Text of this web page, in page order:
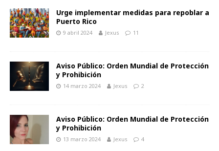
Urge implementar medidas para repoblar a
Puerto Rico
9 abril 2024 Jexus 11
Aviso Público: Orden Mundial de Protección
y Prohibición
14 marzo 2024 Jexus 2
Aviso Público: Orden Mundial de Protección
y Prohibición
13 marzo 2024 Jexus 4